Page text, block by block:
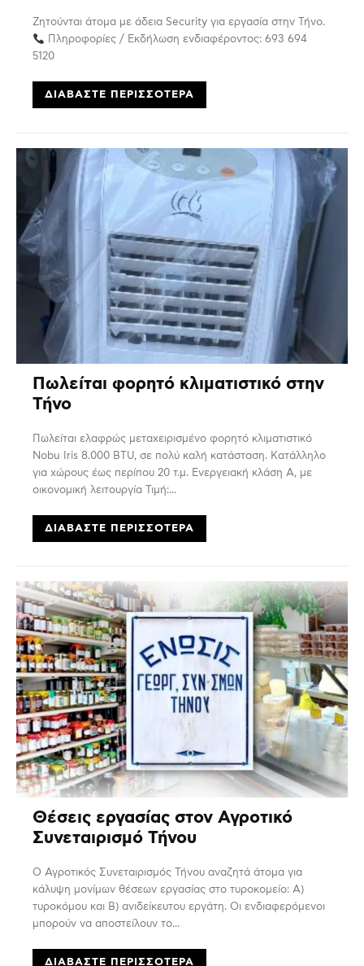
Ζητούνται άτομα με άδεια Security για εργασία στην Τήνο.
Πληροφορίες / Εκδήλωση ενδιαφέροντος: 693 694
5120
ΔΙΑΒΆΣΤΕ ΠΕΡΙΣΣΌΤΕΡΑ
Πωλείται φορητό κλιματιστικό στην
Τήνο
Πωλείται ελαφρώς μεταχειρισμένο φορητό κλιματιστικό
Nobu Iris 8.000 BTU, σε πολύ καλή κατάσταση. Κατάλληλο
για χώρους έως περίπου 20 τ.μ. Ενεργειακή κλάση Α, με
οικονομική λειτουργία Τιμή:...
ΔΙΑΒΆΣΤΕ ΠΕΡΙΣΣΌΤΕΡΑ
Θέσεις εργασίας στον Αγροτικό
Συνεταιρισμό Τήνου
Ο Αγροτικός Συνεταιρισμός Τήνου αναζητά άτομα για
κάλυψη μονίμων θέσεων εργασίας στο τυροκομείο: Α)
τυροκόμου και Β) ανιδείκευτου εργάτη. Οι ενδιαφερόμενοι
μπορούν να αποστείλουν το...
ΔΙΑΒΆΣΤΕ ΠΕΡΙΣΣΌΤΕΡΑ